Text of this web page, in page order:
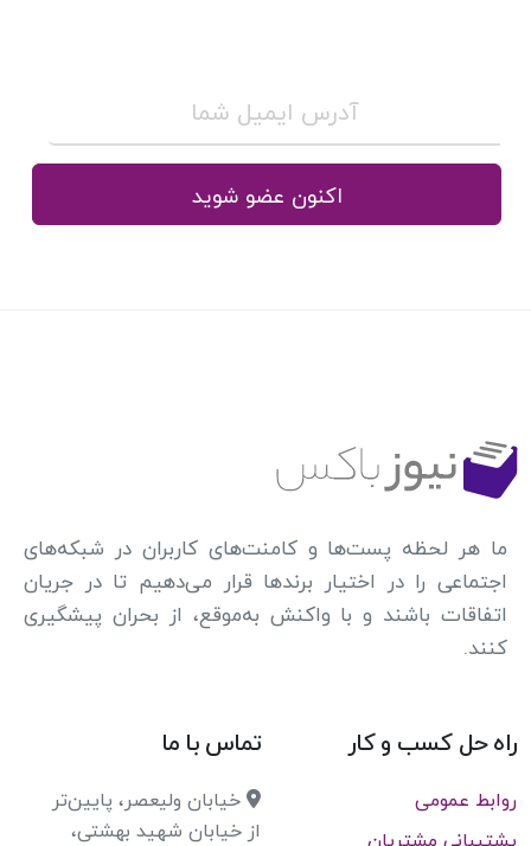
اکنون عضو شوید
ما هر لحظه پست‌ها و کامنت‌های کاربران در شبکه‌های
اجتماعی را در اختیار برندها قرار می‌دهیم تا در جریان
اتفاقات باشند و با واکنش به‌موقع، از بحران پیشگیری
کنند.
راه حل کسب و کار
روابط عمومی
تماس با ما
خیابان ولیعصر، پایین‌تر
از خیابان شهید بهشتی،